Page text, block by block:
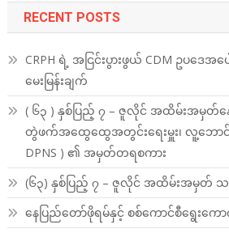
RECENT POSTS
CRPH ရဲ့ အငြင်းပွားဖွယ် CDM ဥပဒေအ
မေးမြန်းချက်
( ၆၃ ) နှစ်ပြည့် ၇ – ဇူလိုင် အထိမ်းအမှတ်နေ့
တွဲဖက်အထွေထွေအတွင်းရေးမှူး၊ လူ့ဘေ
DPNS ) ၏ အမှတ်တရစကား
(၆၃) နှစ်ပြည့် ၇ – ဇူလိုင် အထိမ်းအမှတ်
နေပြည်တော်ဖိုရမ်နှင့် စစ်ကောင်စီရွေးက